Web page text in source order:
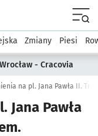
Komunikacja
Zmiany Piesi
- Cracovia
na pl. Jana Pawła II.
Jana Pawła